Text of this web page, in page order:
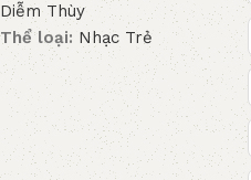
Diễm Thùy
Thể loại: Nhạc Trẻ